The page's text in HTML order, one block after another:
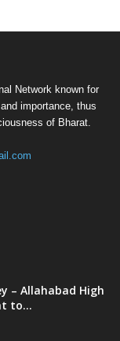
Network known for
importance, thus
of Bharat.
– Allahabad High
to...